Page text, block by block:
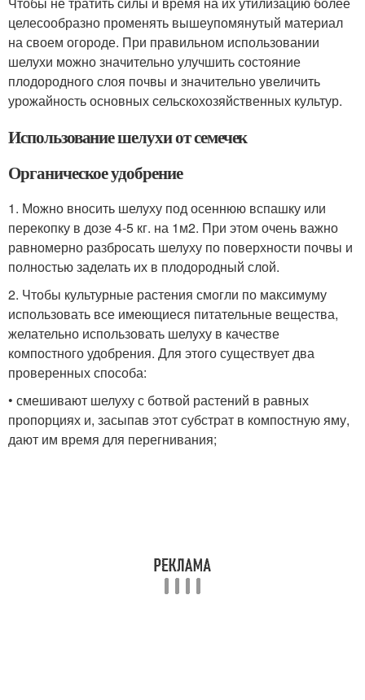
целесообразно променять вышеупомянутый материал
на своем огороде. При правильном использовании
шелухи можно значительно улучшить состояние
плодородного слоя почвы и значительно увеличить
урожайность основных сельскохозяйственных культур.
Использование шелухи от семечек
Органическое удобрение
1. Можно вносить шелуху под осеннюю вспашку или
перекопку в дозе 4-5 кг. на 1м2. При этом очень важно
равномерно разбросать шелуху по поверхности почвы и
полностью заделать их в плодородный слой.
2. Чтобы культурные растения смогли по максимуму
использовать все имеющиеся питательные вещества,
желательно использовать шелуху в качестве
компостного удобрения. Для этого существует два
проверенных способа:
• смешивают шелуху с ботвой растений в равных
пропорциях и, засыпав этот субстрат в компостную яму,
дают им время для перегнивания;